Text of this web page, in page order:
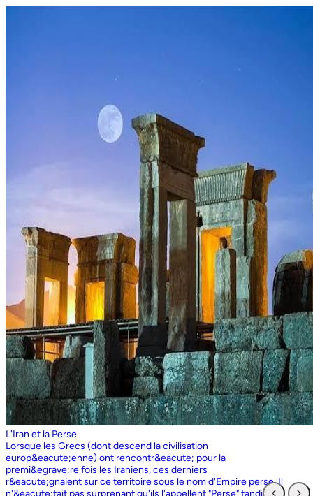
L'Iran et la Perse
Lorsque les Grecs (dont descend la civilisation europ&eacute;enne) ont rencontr&eacute; pour la premi&egrave;re fois les Iraniens, ces derniers r&eacute;gnaient sur ce territoire sous le nom d'Empire perse. Il n'&eacute;tait pas surprenant qu'ils l'appellent "Perse" tandis que les Perses, qui sont entr&eacute;s en contact pour la premi&egrave;re fois avec les Grecs ioniens, appelaient l'ensemble du territoire grec "Ionie". Aujourd'hui encore, les Iraniens utilisent le nom d'Ionie pour d&eacute;signer la Gr&egrave;ce (Yunan). La Perse ne faisait partie de l'Iran que dans la mesure o&ugrave; les Perses constituaient une partie du peuple iranien. Pourtant, elle avait parfois un sens encore plus large que l'Iran, car ce que l'on appelait historiquement la Perse ou l'empire perse comprenait non seulement un territoire beaucoup plus vaste que l'Iran actuel, mais aussi des pays et des peuples non iraniens comme l'&Eacute;gypte. "Perse" est rest&eacute; le terme europ&eacute;en pour l'Iran jusqu'en 1935, date &agrave; laquelle le gouvernement iranien a insist&eacute; pour que tous les pays appellent officiellement le pays par ce dernier nom. Mais le terme "Perse" a surv&eacute;cu et, encore aujourd'hui, pour de nombreux Occidentaux, la "Perse" a une connotation historique et culturelle beaucoup plus large que celle v&eacute;hicul&eacute;e par le terme "Iran", qu'ils confondaient parfois avec l'Irak. Beaucoup ne savent plus que l'Iran et la Perse sont la m&ecirc;me chose, pensant que l'Iran est aussi un pays arabe ! L'Iran actuel fait partie du plateau iranien, beaucoup plus vaste, dont l'ensemble a parfois fait partie de l'empire perse. Le pays est vaste, plus grand que le Royaume-Uni, la France, l'Espagne et l'Allemagne r&eacute;unis. Il est accident&eacute; et aride et, &agrave; l'exception de deux r&eacute;gions de plaine, il est constitu&eacute; de montagnes et de d&eacute;serts. Il y a deux grandes rang&eacute;es de montagnes, l'Alborz au nord, qui s'&eacute;tend du Caucase au nord-ouest jusqu'au Khorasan &agrave; l'est, et le Zagros, qui s'&eacute;tend de l'ouest au sud-est. Les grands d&eacute;serts, Dasht-e-Kavir et Dasht-e-Lut, tous deux situ&eacute;s &agrave; l'est, sont pratiquement inhabitables. Les deux r&eacute;gions de plaine sont le littoral de la mer Caspienne, qui se trouve au-dessous du niveau de la mer, a un climat subtropical et est couvert de for&ecirc;ts tropicales, et la plaine du Khuzestan au sud-ouest, qui est une continuation des terres fertiles de la M&eacute;sopotamie et est arros&eacute;e par le seul grand fleuve d'Iran, le Karun. Ainsi, la terre est abondante mais l'eau est rare, contrairement &agrave; un pays comme la Hollande o&ugrave; la terre est rare mais l'eau abondante. La raret&eacute; de l'eau a jou&eacute; un r&ocirc;le majeur non seulement en influen&ccedil;ant la nature et les syst&egrave;mes de l'agriculture iranienne, mais aussi un certain nombre de facteurs sociologiques cl&eacute;s, y compris la cause et la nature des &Eacute;tats iraniens. L'&eacute;tendue des montagnes et du d&eacute;sert a naturellement divis&eacute; la population iranienne en groupes relativement isol&eacute;s. Mais l'aridit&eacute; a jou&eacute; un r&ocirc;le encore plus important &agrave; cet &eacute;gard, et ce au niveau des plus petites unit&eacute;s sociales. Dans la majeure partie du pays, l'agriculture et l'&eacute;levage du b&eacute;tail n'&eacute;taient possibles que l&agrave; o&ugrave; l'eau de pluie naturelle, un petit ruisseau, un canal d'eau souterrain, appel&eacute; Qanat, ou une combinaison de ces &eacute;l&eacute;ments fournissait l'approvisionnement minimal n&eacute;cessaire en eau. Le Qanat ou Kariz est un d&eacute;veloppement ing&eacute;nieux des temps anciens, qui remonte &agrave; bien avant la fondation de l'empire perse. &Agrave; partir d'une nappe phr&eacute;atique existante dans les hautes terres, un tunnel est creus&eacute; sous le sol, en pente descendante vers les basses terres (pr&egrave;s des fermes environnantes) o&ugrave; il remonte &agrave; la surface. L'eau qui s'&eacute;coule de la source par gravit&eacute; est ensuite distribu&eacute;e par d'&eacute;troits canaux l&agrave; o&ugrave; elle est n&eacute;cessaire pour l'irrigation et d'autres usages. Le peuple iranien &Agrave; l'origine, les Iraniens &eacute;taient plus une ethnie qu'une nation et les perses se comptaient comme un groupe parmi un bon nombre des Iraniens. A part le pays qui s'appelle aujourd'hui l'Iran, l'Afghanistan et le Tadjikistan appartiennent &eacute;galement &agrave; un territoire iranien plus large dans leurs concepts historiques et culturels. En plus la domaine culturelle iranienne d&eacute;passe encore plus loin que la fronti&egrave;re de l&rsquo;ensemble de ces trois pays et s'&eacute;tendant jusqu&rsquo;au cot&eacute; nordique de l'Inde, l'Ouzb&eacute;kistan, le Turkm&eacute;nistan, le Caucase et l'Anatolie : Aujourd&rsquo;hui , c&rsquo;est ce que l&rsquo;on appelle &lsquo;&rsquo; Monde Persan&rsquo;&rsquo; La langue persane est une des langues iraniennes, alors qu&rsquo;il en existe d'autres vari&eacute;t&eacute;s dont le kurde et le pashto. En Iran, certaines langues locales sont encore parl&eacute;es en tant que des langues vivantes tandis que d&rsquo;autre langues r&eacute;gionales que l&rsquo;iranienne sont &eacute;galement parl&eacute;s en Iran tels que le turc et l&rsquo;arabe. En plus, d'autres formats de la langue persane sont parl&eacute;es en Afghanistan et au Tadjikistan, si bien que les r&eacute;sidents dans ces trois pays arrivent &agrave; se comprendre lors de la conversation et de la communication litt&eacute;raire. Egalement d'autres dialectes persans sont parl&eacute;s en Iran. A vraie dire , n&rsquo;importe quel argument &agrave; propos de l&rsquo;histoire de l&rsquo;Iran, de son &eacute;conomie et de sa politique ne serait pas raisonnable sauf qu&rsquo;on puisse tenir en compte les nomades qui ont &eacute;tabli leurs royaume &agrave; partir de l&rsquo;&eacute;poque des Perses au Qajars qui r&eacute;gnaient jusuq&rsquo;aux20&egrave;me si&egrave;cle. Suit &agrave; la recherches des p&acirc;turages encore plus verts et des sols fertils, diff&eacute;rents &eacute;thnies comme le turques, sont partis vers les r&eacute;gions au nord, nord-est et l&rsquo;est de la Perse . Apr&egrave;s avoir s&rsquo;h&eacute;berger , ils fallait qu&rsquo;ils se pr&eacute;par&egrave;rent pour faire face aux &eacute;nemies etrang&egrave;res . La s&egrave;cheresse, l&rsquo;aridit&eacute; et la densit&eacute; de la population dan leurs propres r&eacute;gions fut la cause de l&rsquo;immigration vers la Perse. D&rsquo;autre part la manqu&eacute; de la pluie et l&rsquo;aridit&eacute; en Iran causait la miragartion des gens vers des r&eacute;gions plus verts : ils se d&eacute;pla&ccedil;aient tous les ann&eacute;es, pour aller vers les r&eacute;gions o&ugrave; il faisait agr&eacute;able pendant l&rsquo;hiver et des r&eacute;gions o&ugrave; le climat faisait moins chaud au cours de l&rsquo;&eacute;t&eacute;. En comparaison avec les les s&eacute;dentaires, les nomades ont des puissances militaires et ils sont plus dynamiques, et plus nombreux que les villageoises qu'ils attaquaient. Ces particularit&eacute;s permettent &agrave; une tribu ou &agrave; un ensemble de tribus de faire diriger les autres vers la formation d&rsquo;un &eacute;tat central : Ensuite il faisait les n&eacute;cessaires pour collecter directement ou via un moyen indirect, la totalit&eacute; des produits agricoles exc&eacute;dentaires pour fournir les affaires financi&egrave;res. Ainsi il devient un &eacute;tat central et capable &agrave; taille de contr&ocirc;ler, d'administrer et de d&eacute;fendre ses vastes territoires. La plupart des souverains iraniens se d&eacute;pla&ccedil;aient la plupart du temps et cette caract&eacute;ristique est racin&eacute; dans leurs origines et leurs esprits. Par exemple les Ach&eacute;m&eacute;nides dirigeaient leurs trois capitales et se d&eacute;pla&ccedil;aient entre : Suse, Pers&eacute;polis et Ecbatane et parfois quatre si on fait inclure la Babylon. D&egrave;s le d&eacute;but ; tous les gouvernements iraniens jusqu&rsquo;au 20&egrave;me si&egrave;cle, on &eacute;t&eacute; fond&eacute;s par des tribus nomades et apr&egrave;s avoir &ecirc;tre uni au sein du gouvernement , il fallait se pr&eacute;parer pour faire face aux d&eacute;fis comme l&rsquo;invasion des nomades dans le pays et ceux qui pourraient attaquer depuis des terres au-del&agrave; des fronti&egrave;res. D'une mani&egrave;re historique, l'Iran a &eacute;t&eacute; le carrefour entre l'Asie et l'Europe, l'Est et l'Ouest. Les personnes, les biens ainsi que les croyances, les normes et produits culturels y sont pass&eacute;s, g&eacute;n&eacute;ralement d'est en ouest, mais pas toujours. L'influence orientale &eacute;tait telle que beaucoup des anciens mythes et l&eacute;gendes iraniens provenaient des terres orientales de l'Iran, bien que l'islam et les Arabes soient venus de la direction oppos&eacute;e. Cette situation g&eacute;ographique particuli&egrave;re a donn&eacute; lieu &agrave; ce que l'on peut appeler &laquo; l'effet carrefour &raquo;, &agrave; la fois d&eacute;stabilisant et enrichissant le pays ; rendant ses habitants hospitaliers et amicaux envers les &eacute;trangers et aussi tr&egrave;s conscients de leur particularit&eacute;. L'une des cons&eacute;quences de l'effet de carrefour est le fait que l'Iran est maintenant peupl&eacute; d&rsquo;une vari&eacute;t&eacute; de communaut&eacute;s ethniques et linguistiques incluant ceux dont la langue maternelle est le persan, ainsi que les Kurdes, les Turcs, les Arabes, les Baloutches, etc. On rencontre les Turcophones dans la r&eacute;gion Nord-ouest de l'Azerba&iuml;djan, aujourd'hui divis&eacute;e en plusieurs provinces, &agrave; la fronti&egrave;re de la Turquie et du Caucase. D'autres peuples turcophones, comme les Turkm&egrave;nes du Centre-nord-est et les tribus turcophones comm